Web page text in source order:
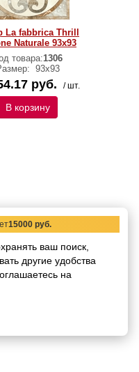
La fabbrica Thrill
Naturale 93х93
товара:1306
93х93
руб. / шт.
В корзину
15000 руб.
ваш поиск,
другие удобства
на